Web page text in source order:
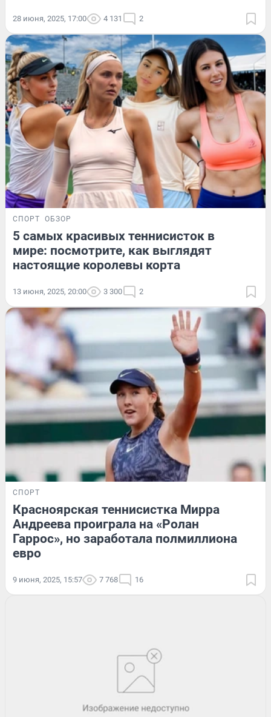
28 июня, 2025, 17:00 4 131 2
СПОРТ ОБЗОР
5 самых красивых теннисисток в
мире: посмотрите, как выглядят
настоящие королевы корта
13 июня, 2025, 20:00 3 300 2
СПОРТ
Красноярская теннисистка Мирра
Андреева проиграла на «Ролан
Гаррос», но заработала полмиллиона
евро
9 июня, 2025, 15:57 7 768 16